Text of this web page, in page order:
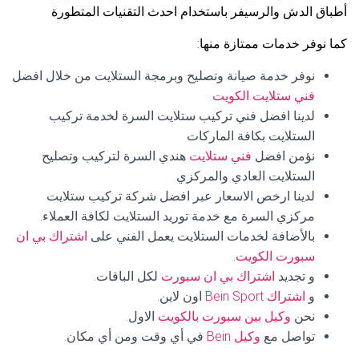
أطباق الدش والرسيفر باستخدام احدث التقنيات المتطورة
كما نوفر خدمات ممتازة منها:
نوفر خدمة صيانة وتصليح وبرمجة الستلايت من خلال افضل
فني ستلايت الكويت
لدينا افضل فني تركيب ستلايت السرة لخدمة تركيب
الستلايت بكافة الماركات
نؤمن افضل فني ستلايت هندي السرة لتركيب وتصليح
الستلايت العادي والمركزي
لدينا ارخص الاسعار عبر افضل شركة تركيب ستلايت
مركزي السرة مع خدمة توريد الستلايت لكافة العملاء.
بالأضافة لخدمات الستلايت يعمل الفني على اشتراك بي ان
سبورت الكويت.
و تجديد اشتراك بي ان سبورت لكل الباقات.
و اشتراك Bein Sport
اون لاين.
نحن وكيل بين سبورت بالكويت الاول.
تواصل مع وكيل Bein في أي وقت ومن أي مكان.